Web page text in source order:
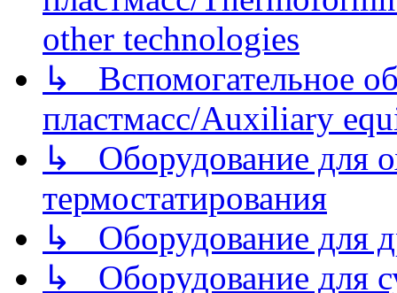
other technologies
↳ Вспомогательное
пластмасс/Auxiliary
↳ Оборудование для
термостатирования
↳ Оборудование для
↳ Оборудование для